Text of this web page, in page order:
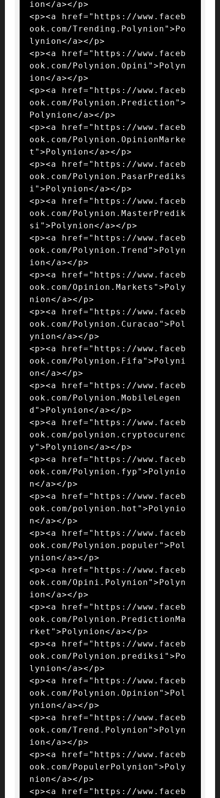
ion</a></p>
<p><a href="https://www.faceb
ook.com/Trending.Polynion">Po
lynion</a></p>
<p><a href="https://www.faceb
ook.com/Polynion.Opini">Polyn
ion</a></p>
<p><a href="https://www.faceb
ook.com/Polynion.Prediction">
Polynion</a></p>
<p><a href="https://www.faceb
ook.com/Polynion.OpinionMarke
t">Polynion</a></p>
<p><a href="https://www.faceb
ook.com/Polynion.PasarPrediks
i">Polynion</a></p>
<p><a href="https://www.faceb
ook.com/Polynion.MasterPredik
si">Polynion</a></p>
<p><a href="https://www.faceb
ook.com/Polynion.Trend">Polyn
ion</a></p>
<p><a href="https://www.faceb
ook.com/Opinion.Markets">Poly
nion</a></p>
<p><a href="https://www.faceb
ook.com/Polynion.Curacao">Pol
ynion</a></p>
<p><a href="https://www.faceb
ook.com/Polynion.Fifa">Polyni
on</a></p>
<p><a href="https://www.faceb
ook.com/Polynion.MobileLegen
d">Polynion</a></p>
<p><a href="https://www.faceb
ook.com/polynion.cryptocurenc
y">Polynion</a></p>
<p><a href="https://www.faceb
ook.com/Polynion.fyp">Polynio
n</a></p>
<p><a href="https://www.faceb
ook.com/polynion.hot">Polynio
n</a></p>
<p><a href="https://www.faceb
ook.com/Polynion.populer">Pol
ynion</a></p>
<p><a href="https://www.faceb
ook.com/Opini.Polynion">Polyn
ion</a></p>
<p><a href="https://www.faceb
ook.com/Polynion.PredictionMa
rket">Polynion</a></p>
<p><a href="https://www.faceb
ook.com/Polynion.prediksi">Po
lynion</a></p>
<p><a href="https://www.faceb
ook.com/Polynion.Opinion">Pol
ynion</a></p>
<p><a href="https://www.faceb
ook.com/Trend.Polynion">Polyn
ion</a></p>
<p><a href="https://www.faceb
ook.com/PopulerPolynion">Poly
nion</a></p>
<p><a href="https://www.faceb